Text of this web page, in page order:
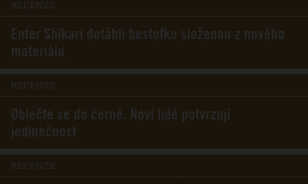
RECENZE
Enter Shikari dotáhli bestofku složenou z nového
materiálu
RECENZE
Oblečte se do černé. Noví lidé potvrzují
jedinečnost
RECENZE